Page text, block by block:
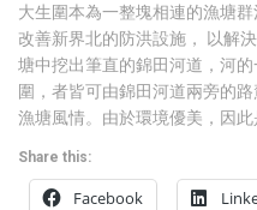
大生圍本為一整塊相連的漁塘
改善新界北的防洪設施， 以解
塘中挖出筆直的錦田河道，河
圍，者皆可由錦田河道兩旁的
漁塘風情。由於環境優美，因此
Share this:
Facebook